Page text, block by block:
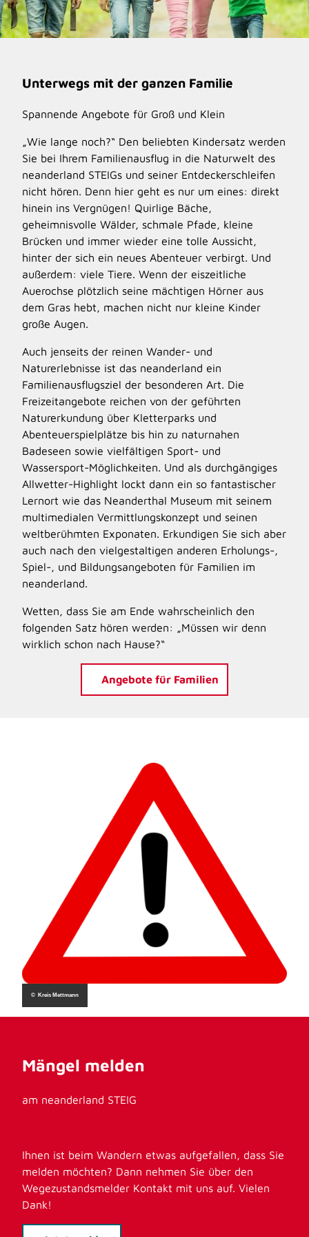
Unterwegs mit der ganzen Familie
Spannende Angebote für Groß und Klein
„Wie lange noch?“ Den beliebten Kindersatz werden
Sie bei Ihrem Familienausflug in die Naturwelt des
neanderland STEIGs und seiner Entdeckerschleifen
nicht hören. Denn hier geht es nur um eines: direkt
hinein ins Vergnügen! Quirlige Bäche,
geheimnisvolle Wälder, schmale Pfade, kleine
Brücken und immer wieder eine tolle Aussicht,
hinter der sich ein neues Abenteuer verbirgt. Und
außerdem: viele Tiere. Wenn der eiszeitliche
Auerochse plötzlich seine mächtigen Hörner aus
dem Gras hebt, machen nicht nur kleine Kinder
große Augen.
Auch jenseits der reinen Wander- und
Naturerlebnisse ist das neanderland ein
Familienausflugsziel der besonderen Art. Die
Freizeitangebote reichen von der geführten
Naturerkundung über Kletterparks und
Abenteuerspielplätze bis hin zu naturnahen
Badeseen sowie vielfältigen Sport- und
Wassersport-Möglichkeiten. Und als durchgängiges
Allwetter-Highlight lockt dann ein so fantastischer
Lernort wie das Neanderthal Museum mit seinem
multimedialen Vermittlungskonzept und seinen
weltberühmten Exponaten. Erkundigen Sie sich aber
auch nach den vielgestaltigen anderen Erholungs-,
Spiel-, und Bildungsangeboten für Familien im
neanderland.
Wetten, dass Sie am Ende wahrscheinlich den
folgenden Satz hören werden: „Müssen wir denn
wirklich schon nach Hause?“
Angebote für Familien
© Kreis Mettmann
Mängel melden
am neanderland STEIG
Ihnen ist beim Wandern etwas aufgefallen, dass Sie
melden möchten? Dann nehmen Sie über den
Wegezustandsmelder Kontakt mit uns auf. Vielen
Dank!